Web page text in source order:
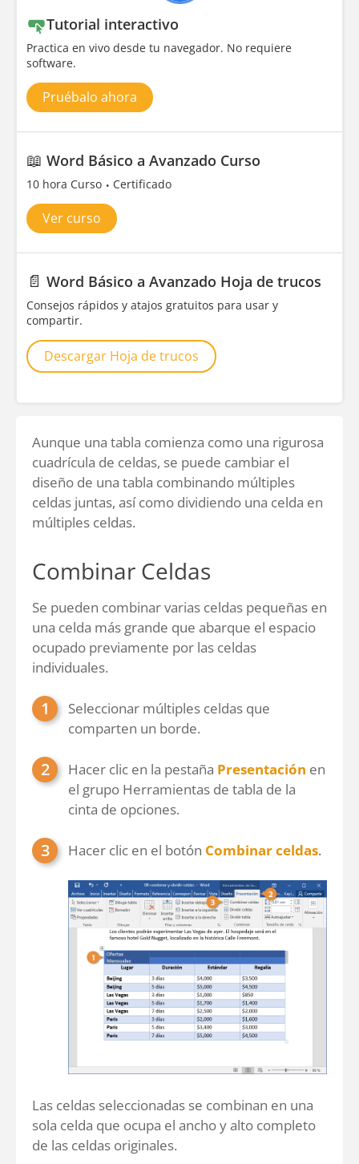
Tutorial interactivo
Practica en vivo desde tu navegador. No requiere
software.
Pruébalo ahora
📖 Word Básico a Avanzado Curso
10 hora Curso Certificado
Ver curso
📄 Word Básico a Avanzado Hoja de trucos
Consejos rápidos y atajos gratuitos para usar y
compartir.
Descargar Hoja de trucos
Aunque una tabla comienza como una rigurosa
cuadrícula de celdas, se puede cambiar el
diseño de una tabla combinando múltiples
celdas juntas, así como dividiendo una celda en
múltiples celdas.
Combinar Celdas
Se pueden combinar varias celdas pequeñas en
una celda más grande que abarque el espacio
ocupado previamente por las celdas
individuales.
Seleccionar múltiples celdas que
comparten un borde.
Hacer clic en la pestaña Presentación en
el grupo Herramientas de tabla de la
cinta de opciones.
Hacer clic en el botón Combinar celdas.
Las celdas seleccionadas se combinan en una
sola celda que ocupa el ancho y alto completo
de las celdas originales.